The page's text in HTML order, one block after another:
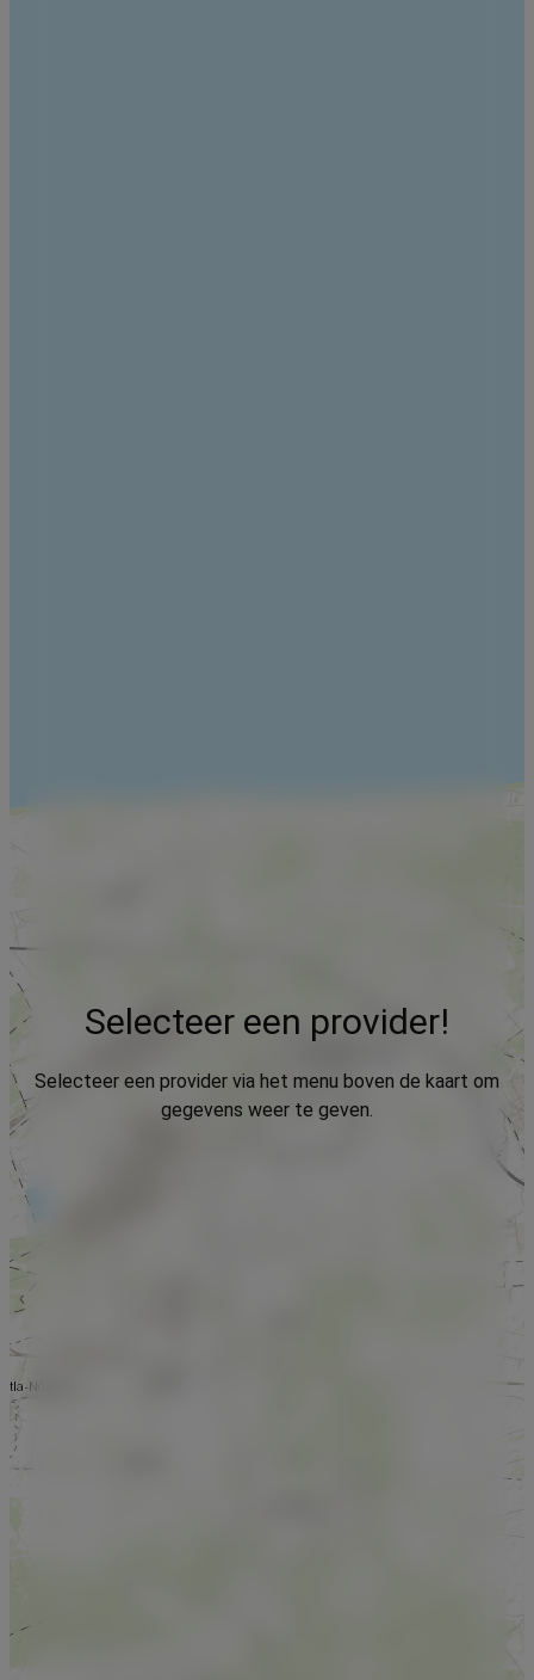
Selecteer een provider!
Selecteer een provider via het menu boven de kaart om
gegevens weer te geven.